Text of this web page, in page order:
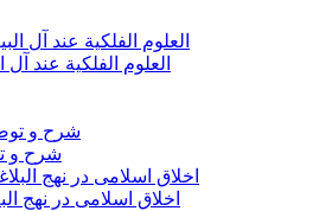
العلوم الفلکیة عند
شرح و
اخلاق اسلامی در نهج